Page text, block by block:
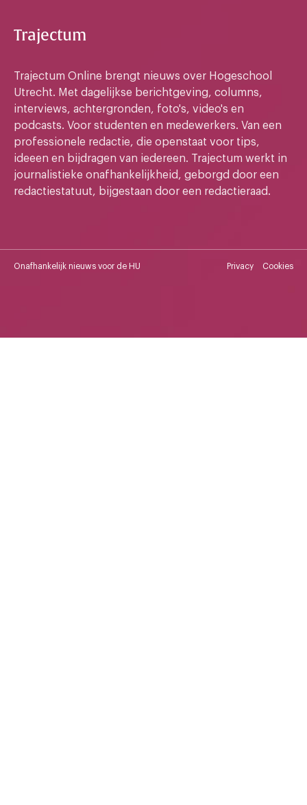
Trajectum
Trajectum Online brengt nieuws over Hogeschool
Utrecht. Met dagelijkse berichtgeving, columns,
interviews, achtergronden, foto's, video's en
podcasts. Voor studenten en medewerkers. Van een
professionele redactie, die openstaat voor tips,
ideeen en bijdragen van iedereen. Trajectum werkt in
journalistieke onafhankelijkheid, geborgd door een
redactiestatuut, bijgestaan door een redactieraad.
Onafhankelijk nieuws voor de HU Privacy Cookies